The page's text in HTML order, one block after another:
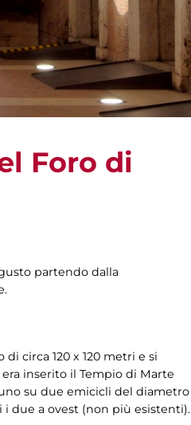
Foro di
partendo dalla
circa 120 x 120 metri e si
inserito il Tempio di Marte
su due emicicli del diametro
due a ovest (non più esistenti).